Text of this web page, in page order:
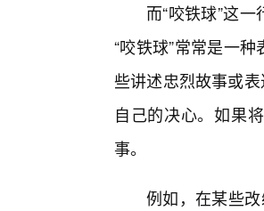
而“咬铁球”这
“咬铁球”常常是一
些讲述忠烈故事或
自己的决心。如果
事。
例如，在某些